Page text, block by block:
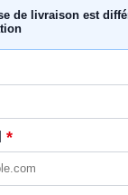
de livraison est
*